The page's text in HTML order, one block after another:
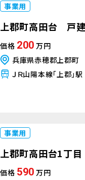
事業用
上郡町高田台 戸建
価格 200 万円
兵庫県赤穂郡上郡町
ＪＲ山陽本線「上郡」
事業用
上郡町高田台1丁
価格 590 万円